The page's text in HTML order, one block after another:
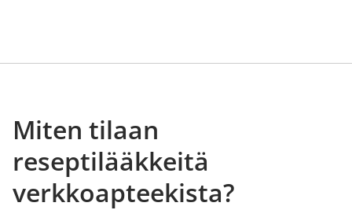
Miten tilaan
reseptilääkkeitä
verkkoapteekista?